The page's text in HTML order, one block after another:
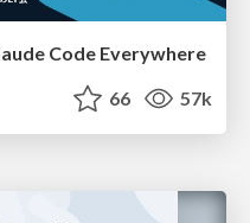
Code Everywhere
66 57k